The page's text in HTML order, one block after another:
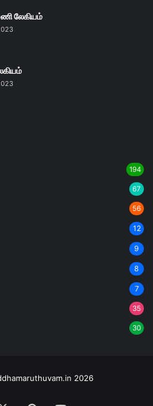
லேகியம்
194
67
56
12
9
8
7
35
30
2026